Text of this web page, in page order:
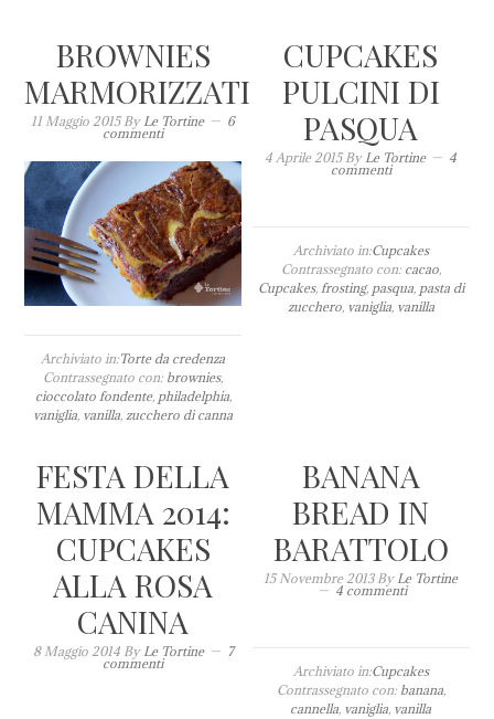
BROWNIES
MARMORIZZATI
11 Maggio 2015ByLe Tortine 6
commenti
Archiviato in:Torte da credenza
Contrassegnato con: brownies,
cioccolato fondente, philadelphia,
vaniglia, vanilla,zucchero di canna
CUPCAKES
PULCINI DI
PASQUA
4 Aprile 2015ByLe Tortine 4
commenti
Archiviato in:Cupcakes
Contrassegnato con: cacao,
Cupcakes, frosting, pasqua, pasta di
zucchero, vaniglia, vanilla
FESTA DELLA
MAMMA 2014:
CUPCAKES
ALLA ROSA
CANINA
8 Maggio 2014ByLe Tortine 7
commenti
BANANA
BREAD IN
BARATTOLO
15 Novembre 2013ByLe Tortine
4 commenti
Archiviato in:Cupcakes
Contrassegnato con: banana,
cannella, vaniglia, vanilla